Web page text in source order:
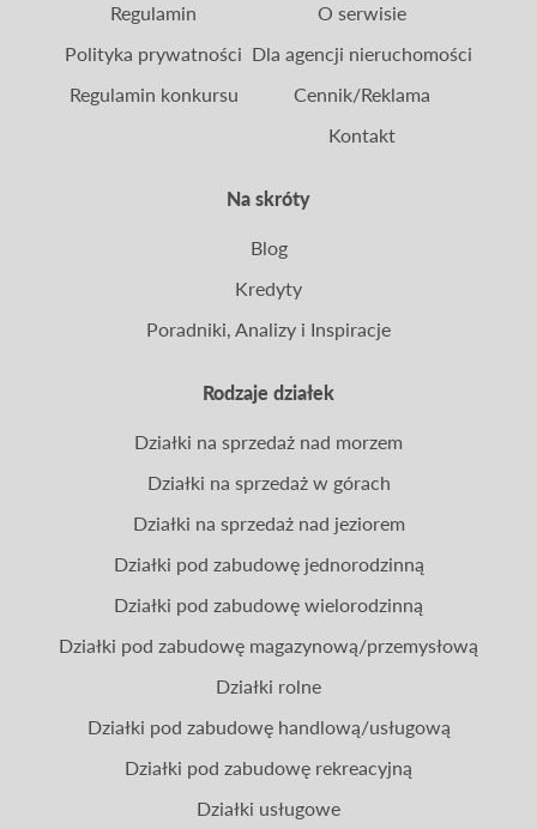
Na skróty
Rodzaje działek
Regulamin
Polityka prywatności
Regulamin konkursu
O serwisie
Dla agencji nieruchomości
Cennik/Reklama
Kontakt
Blog
Kredyty
Poradniki, Analizy i Inspiracje
Działki na sprzedaż nad morzem
Działki na sprzedaż w górach
Działki na sprzedaż nad jeziorem
Działki pod zabudowę jednorodzinną
Działki pod zabudowę wielorodzinną
Działki pod zabudowę magazynową/przemysłową
Działki rolne
Działki pod zabudowę handlową/usługową
Działki pod zabudowę rekreacyjną
Działki usługowe